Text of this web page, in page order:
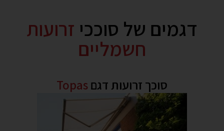
דגמים של סוככי זרועות
חשמליים
סוכך זרועות דגם